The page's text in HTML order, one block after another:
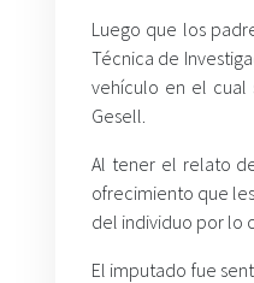
Luego que los
Técnica de
vehículo en el cual
Gesell.
Al tener el relato
ofrecimiento que
del individuo por lo
El imputado fue